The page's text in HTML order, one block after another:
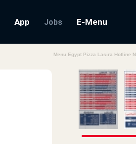
App Jobs E-Menu
Menu Egypt Pizza Lasira Hotline